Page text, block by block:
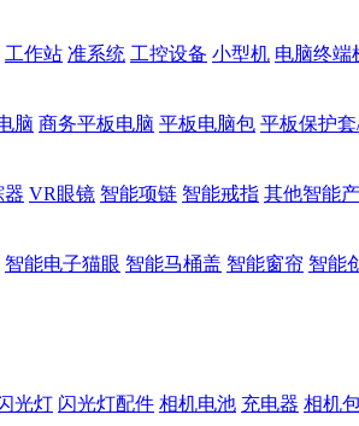
工作站 准系统 工控设备 小型机 电脑终端
脑 商务平板电脑 平板电脑包 平板保护
器 VR眼镜 智能项链 智能戒指 其他智能
智能电子猫眼 智能马桶盖 智能窗帘 智能
光灯 闪光灯配件 相机电池 充电器 相机